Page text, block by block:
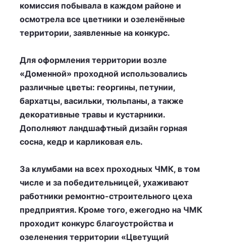
комиссия побывала в каждом районе и
осмотрела все цветники и озеленённые
территории, заявленные на конкурс.
Для оформления территории возле
«Доменной» проходной использовались
различные цветы: георгины, петунии,
бархатцы, васильки, тюльпаны, а также
декоративные травы и кустарники.
Дополняют ландшафтный дизайн горная
сосна, кедр и карликовая ель.
За клумбами на всех проходных ЧМК, в том
числе и за победительницей, ухаживают
работники ремонтно-строительного цеха
предприятия. Кроме того, ежегодно на ЧМК
проходит конкурс благоустройства и
озеленения территории «Цветущий